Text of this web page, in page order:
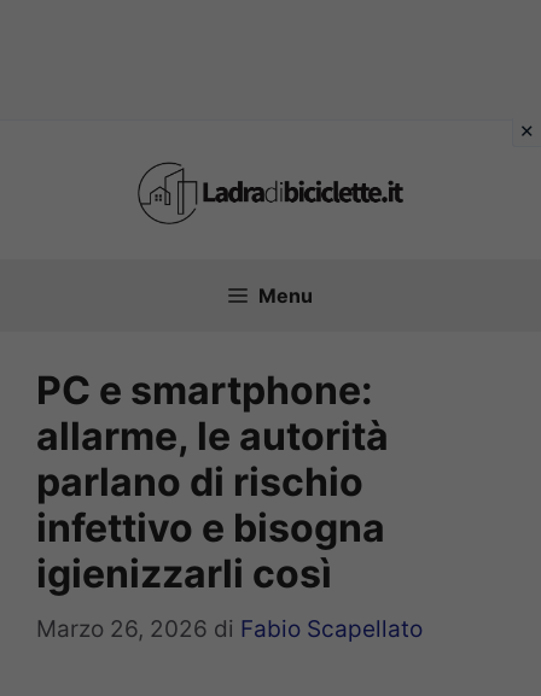
Menu
PC e smartphone:
allarme, le autorità
parlano di rischio
infettivo e bisogna
igienizzarli così
Marzo 26, 2026 di Fabio Scapellato